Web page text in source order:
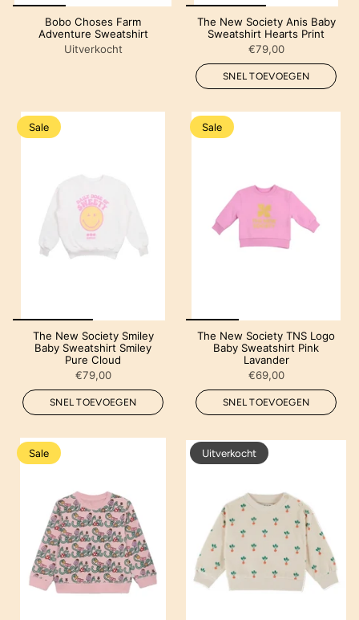
Bobo Choses Farm
Adventure Sweatshirt
Uitverkocht
The New Society Anis Baby
Sweatshirt Hearts Print
€79,00
SNEL TOEVOEGEN
Sale
The New Society Smiley
Baby Sweatshirt Smiley
Pure Cloud
€79,00
SNEL TOEVOEGEN
Sale
The New Society TNS Logo
Baby Sweatshirt Pink
Lavander
€69,00
SNEL TOEVOEGEN
Sale Uitverkocht